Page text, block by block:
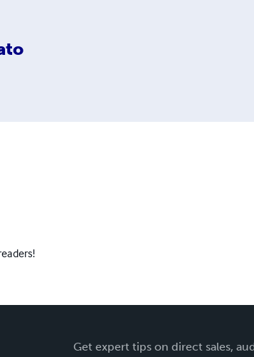
Get expert tips on direct sales,